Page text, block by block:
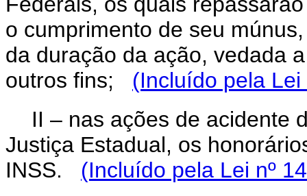
o cumprimento de seu
da duração da ação, vedada
outros fins;
(Incluído pela
II – nas ações de acidente
Justiça Estadual, os
INSS.
(Incluído pela Lei nº